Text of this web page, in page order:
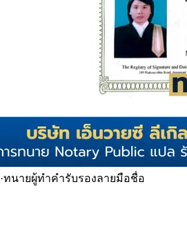
·ทนายผู้ทำคำรับรองลายมือชื่อ